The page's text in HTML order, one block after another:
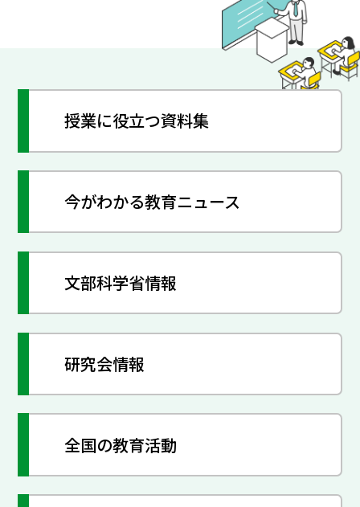
授業に役立つ資料集
今がわかる教育ニュース
文部科学省情報
研究会情報
全国の教育活動